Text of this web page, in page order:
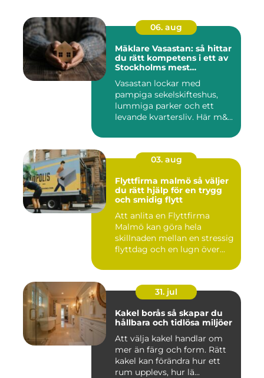
06. aug
Mäklare Vasastan: så hittar
du rätt kompetens i ett av
Stockholms mest
Vasastan lockar med
pampiga sekelskifteshus,
lummiga parker och ett
levande kvartersliv. Här m&...
03. aug
Flyttfirma malmö så väljer
du rätt hjälp för en trygg
och smidig flytt
Att anlita en Flyttfirma
Malmö kan göra hela
skillnaden mellan en stressig
flyttdag och en lugn över...
31. jul
Kakel borås så skapar du
hållbara och tidlösa miljöer
Att välja kakel handlar om
mer än färg och form. Rätt
kakel kan förändra hur ett
rum upplevs, hur lä...